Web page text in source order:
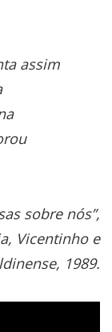
assim
sobre nós”,
Vicentinho e
1989.